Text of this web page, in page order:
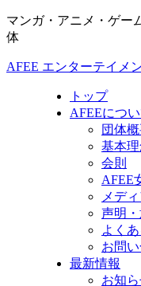
マンガ・アニメ・ゲー
体
AFEE エンターテイメ
トップ
AFEEにつ
団体
基本
会則
AFEE
メデ
声明
よく
お問
最新情報
お知